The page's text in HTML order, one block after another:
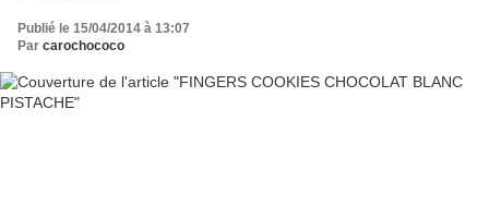
Publié le 15/04/2014 à 13:07
Par carochococo